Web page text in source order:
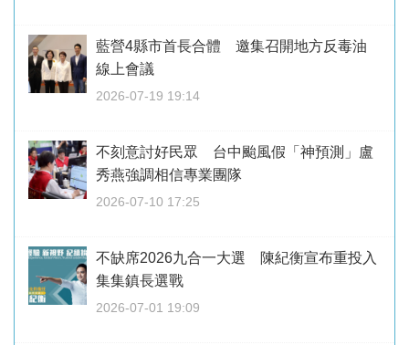
藍營4縣市首長合體 邀集召開地方反毒油
線上會議
2026-07-19 19:14
不刻意討好民眾 台中颱風假「神預測」盧
秀燕強調相信專業團隊
2026-07-10 17:25
不缺席2026九合一大選 陳紀衡宣布重投入
集集鎮長選戰
2026-07-01 19:09